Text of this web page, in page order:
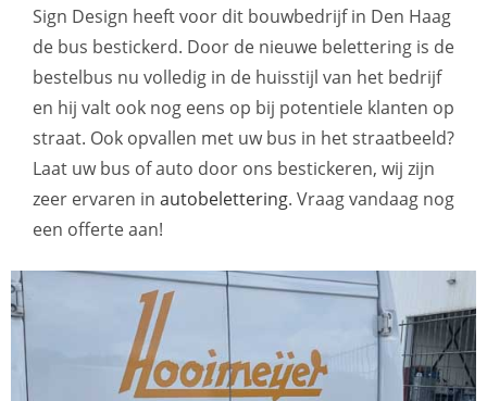
Sign Design heeft voor dit bouwbedrijf in Den Haag
de bus bestickerd. Door de nieuwe belettering is de
bestelbus nu volledig in de huisstijl van het bedrijf
en hij valt ook nog eens op bij potentiele klanten op
straat. Ook opvallen met uw bus in het straatbeeld?
Laat uw bus of auto door ons bestickeren, wij zijn
zeer ervaren in autobelettering. Vraag vandaag nog
een offerte aan!